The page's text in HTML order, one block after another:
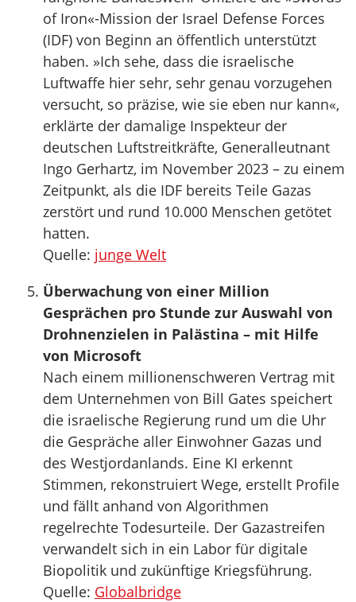
of Iron«-Mission der Israel Defense Forces
(IDF) von Beginn an öffentlich unterstützt
haben. »Ich sehe, dass die israelische
Luftwaffe hier sehr, sehr genau vorzugehen
versucht, so präzise, wie sie eben nur kann«,
erklärte der damalige Inspekteur der
deutschen Luftstreitkräfte, Generalleutnant
Ingo Gerhartz, im November 2023 – zu einem
Zeitpunkt, als die IDF bereits Teile Gazas
zerstört und rund 10.000 Menschen getötet
hatten.
Quelle: junge Welt
Überwachung von einer Million
Gesprächen pro Stunde zur Auswahl von
Drohnenzielen in Palästina – mit Hilfe
von Microsoft
Nach einem millionenschweren Vertrag mit
dem Unternehmen von Bill Gates speichert
die israelische Regierung rund um die Uhr
die Gespräche aller Einwohner Gazas und
des Westjordanlands. Eine KI erkennt
Stimmen, rekonstruiert Wege, erstellt Profile
und fällt anhand von Algorithmen
regelrechte Todesurteile. Der Gazastreifen
verwandelt sich in ein Labor für digitale
Biopolitik und zukünftige Kriegsführung.
Quelle: Globalbridge